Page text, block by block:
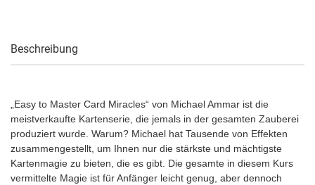
Beschreibung
„Easy to Master Card Miracles“ von Michael Ammar ist die
meistverkaufte Kartenserie, die jemals in der gesamten Zauberei
produziert wurde. Warum? Michael hat Tausende von Effekten
zusammengestellt, um Ihnen nur die stärkste und mächtigste
Kartenmagie zu bieten, die es gibt. Die gesamte in diesem Kurs
vermittelte Magie ist für Anfänger leicht genug, aber dennoch